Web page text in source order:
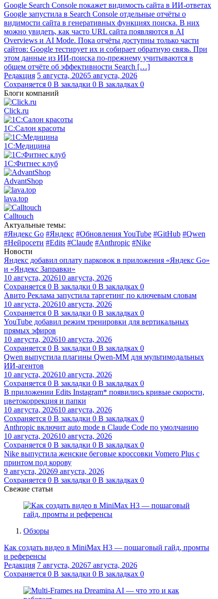
Google Search Console покажет видимость сайта в ИИ-ответах
Google запустила в Search Console отдельные отчёты о
видимости сайта в генеративных функциях поиска. В них
можно увидеть, как часто URL сайта появляются в AI
Overviews и AI Mode. Пока отчёты доступны только части
сайтов: Google тестирует их и собирает обратную связь. При
этом данные из ИИ-поиска по-прежнему учитываются в
общем отчёте об эффективности Search […]
Редакция 5 августа, 20265 августа, 2026
Сохраняется 0 В закладки 0 В закладках 0
Блоги компаний
Click.ru
1С:Салон красоты
1С:Медицина
1С:Фитнес клуб
AdvantShop
lava.top
Calltouch
Актуальные темы:
#Яндекс Go #Яндекс #Обновления YouTube #GitHub #Qwen
#Нейросети #Edits #Claude #Anthropic #Nike
Новости
Яндекс добавил оплату парковок в приложения «Яндекс Go»
и «Яндекс Заправки»
10 августа, 202610 августа, 2026
Сохраняется 0 В закладки 0 В закладках 0
Авито Реклама запустила таргетинг по ключевым словам
10 августа, 202610 августа, 2026
Сохраняется 0 В закладки 0 В закладках 0
YouTube добавил режим тренировки для вертикальных
прямых эфиров
10 августа, 202610 августа, 2026
Сохраняется 0 В закладки 0 В закладках 0
Qwen выпустила плагины Qwen-MM для мультимодальных
ИИ-агентов
10 августа, 202610 августа, 2026
Сохраняется 0 В закладки 0 В закладках 0
В приложении Edits Instagram* появились кривые скорости,
цветокоррекция и папки
10 августа, 202610 августа, 2026
Сохраняется 0 В закладки 0 В закладках 0
Anthropic включит auto mode в Claude Code по умолчанию
10 августа, 202610 августа, 2026
Сохраняется 0 В закладки 0 В закладках 0
Nike выпустила женские беговые кроссовки Vomero Plus с
принтом под корову
9 августа, 20269 августа, 2026
Сохраняется 0 В закладки 0 В закладках 0
Свежие статьи
Обзоры
Как создать видео в MiniMax H3 — пошаговый гайд, промты
и референсы
Редакция 7 августа, 20267 августа, 2026
Сохраняется 0 В закладки 0 В закладках 0